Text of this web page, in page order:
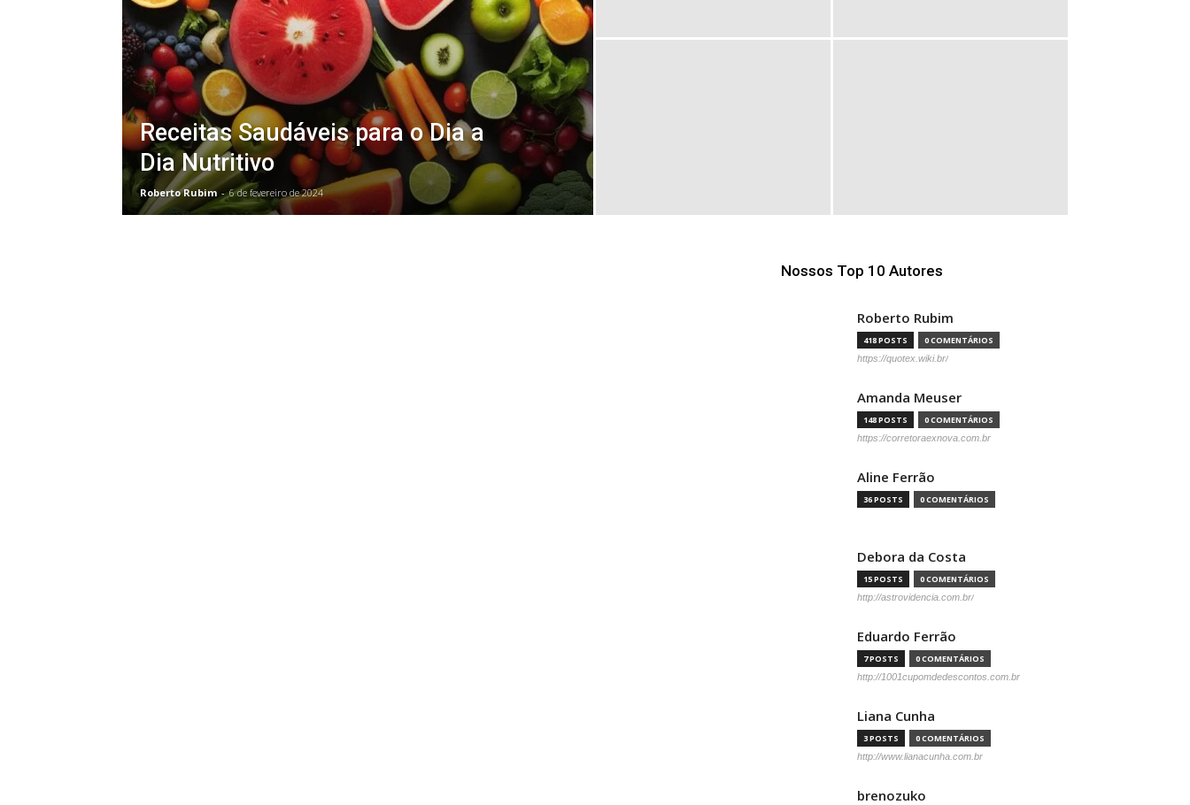
Receitas Saudáveis para o Dia a
Dia Nutritivo
Roberto Rubim - 6 de fevereiro de 2024
Nossos Top 10 Autores
Roberto Rubim
418 POSTS 0 COMENTÁRIOS
https://quotex.wiki.br/
Amanda Meuser
148 POSTS 0 COMENTÁRIOS
https://corretoraexnova.com.br
Aline Ferrão
36 POSTS 0 COMENTÁRIOS
Debora da Costa
15 POSTS 0 COMENTÁRIOS
http://astrovidencia.com.br/
Eduardo Ferrão
7 POSTS 0 COMENTÁRIOS
http://1001cupomdedescontos.com.br
Liana Cunha
3 POSTS 0 COMENTÁRIOS
http://www.lianacunha.com.br
brenozuko